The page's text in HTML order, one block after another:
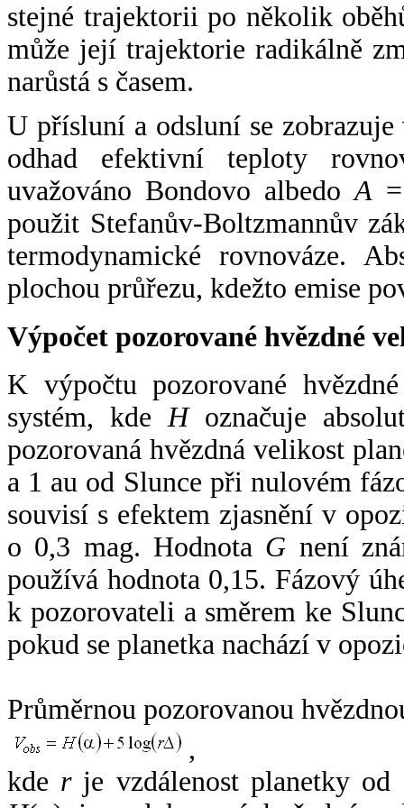
stejné trajektorii po několik
může její trajektorie radikálně
narůstá s časem.
U přísluní a odsluní se
odhad efektivní teploty
uvažováno Bondovo albedoA
použit Stefanův-Boltzmannův
termodynamické rovnováze.
plochou průřezu, kdežto emise
Výpočet pozorované hvězdné
K výpočtu pozorované
systém, kde Hoznačuje
pozorovaná hvězdná velikost
a 1 au od Slunce při nulovém
souvisí s efektem zjasnění v
o 0,3 mag. Hodnota G není
používá hodnota 0,15. Fázový
k pozorovateli a směrem ke
pokud se planetka nachází v
Průměrnou pozorovanou
,
kde rje vzdálenost planetky od